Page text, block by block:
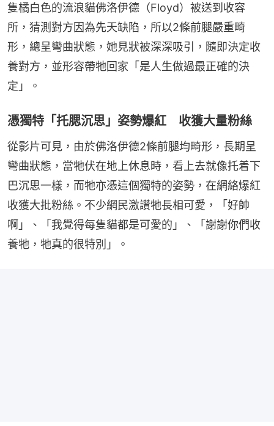
隻橘白色的流浪貓佛洛伊德（Floyd）被送到收容
所，猜測對方因為先天缺陷，所以2條前腿嚴重畸
形，總呈彎曲狀態，她見狀被深深吸引，隨即決定收
養對方，並形容帶牠回家「是人生做過最正確的決
定」。
憑獨特「托腮沉思」姿勢爆紅 收獲大量粉絲
從影片可見，由於佛洛伊德2條前腿均畸形，長期呈
彎曲狀態，當牠伏在地上休息時，看上去就像托着下
巴沉思一樣，而牠亦憑這個獨特的姿勢，在網絡爆紅
收獲大批粉絲。不少網民激讚牠長相可愛，「好帥
啊」、「我覺得每隻貓都是可愛的」、「謝謝你們收
養牠，牠真的很特別」。